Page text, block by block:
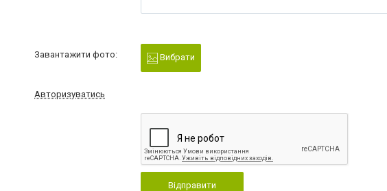
Завантажити фото: Вибрати
Авторизуватись
Відправити